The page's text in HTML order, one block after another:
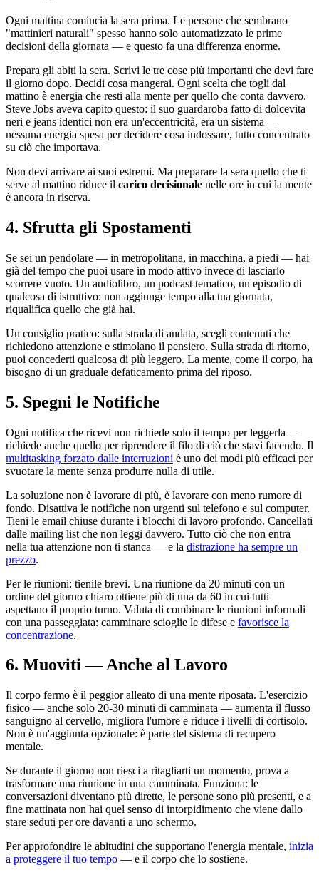
Ogni mattina comincia la sera prima. Le persone che sembrano
"mattinieri naturali" spesso hanno solo automatizzato le prime
decisioni della giornata — e questo fa una differenza enorme.
Prepara gli abiti la sera. Scrivi le tre cose più importanti che devi fare
il giorno dopo. Decidi cosa mangerai. Ogni scelta che togli dal
mattino è energia che resti alla mente per quello che conta davvero.
Steve Jobs aveva capito questo: il suo guardaroba fatto di dolcevita
neri e jeans identici non era un'eccentricità, era un sistema —
nessuna energia spesa per decidere cosa indossare, tutto concentrato
su ciò che importava.
Non devi arrivare ai suoi estremi. Ma preparare la sera quello che ti
serve al mattino riduce il carico decisionale nelle ore in cui la mente
è ancora in riserva.
4. Sfrutta gli Spostamenti
Se sei un pendolare — in metropolitana, in macchina, a piedi — hai
già del tempo che puoi usare in modo attivo invece di lasciarlo
scorrere vuoto. Un audiolibro, un podcast tematico, un episodio di
qualcosa di istruttivo: non aggiunge tempo alla tua giornata,
riqualifica quello che già hai.
Un consiglio pratico: sulla strada di andata, scegli contenuti che
richiedono attenzione e stimolano il pensiero. Sulla strada di ritorno,
puoi concederti qualcosa di più leggero. La mente, come il corpo, ha
bisogno di un graduale defaticamento prima del riposo.
5. Spegni le Notifiche
Ogni notifica che ricevi non richiede solo il tempo per leggerla —
richiede anche quello per riprendere il filo di ciò che stavi facendo. Il
multitasking forzato dalle interruzioni è uno dei modi più efficaci per
svuotare la mente senza produrre nulla di utile.
La soluzione non è lavorare di più, è lavorare con meno rumore di
fondo. Disattiva le notifiche non urgenti sul telefono e sul computer.
Tieni le email chiuse durante i blocchi di lavoro profondo. Cancellati
dalle mailing list che non leggi davvero. Tutto ciò che non entra
nella tua attenzione non ti stanca — e la distrazione ha sempre un
prezzo.
Per le riunioni: tienile brevi. Una riunione da 20 minuti con un
ordine del giorno chiaro ottiene più di una da 60 in cui tutti
aspettano il proprio turno. Valuta di combinare le riunioni informali
con una passeggiata: camminare scioglie le difese e favorisce la
concentrazione.
6. Muoviti — Anche al Lavoro
Il corpo fermo è il peggior alleato di una mente riposata. L'esercizio
fisico — anche solo 20-30 minuti di camminata — aumenta il flusso
sanguigno al cervello, migliora l'umore e riduce i livelli di cortisolo.
Non è un'aggiunta opzionale: è parte del sistema di recupero
mentale.
Se durante il giorno non riesci a ritagliarti un momento, prova a
trasformare una riunione in una camminata. Funziona: le
conversazioni diventano più dirette, le persone sono più presenti, e a
fine mattinata non hai quel senso di intorpidimento che viene dallo
stare seduti per ore davanti a uno schermo.
Per approfondire le abitudini che supportano l'energia mentale, inizia
a proteggere il tuo tempo — e il corpo che lo sostiene.